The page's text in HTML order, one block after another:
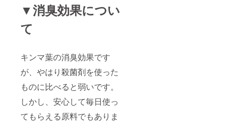
▼消臭効果につい
て
キンマ葉の消臭効果です
が、やはり殺菌剤を使った
ものに比べると弱いです。
しかし、安心して毎日使っ
てもらえる原料でもありま